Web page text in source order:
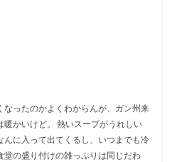
なったのかよくわからんが、ガン州来
かいけど。 熱いスープがうれしい
んに入って出てくるし、いつまでも冷
堂の盛り付けの雑っぷりは同じだわ